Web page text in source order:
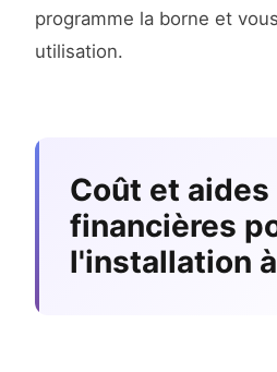
programme la borne et
utilisation.
Coût et aides
financières
l'installation